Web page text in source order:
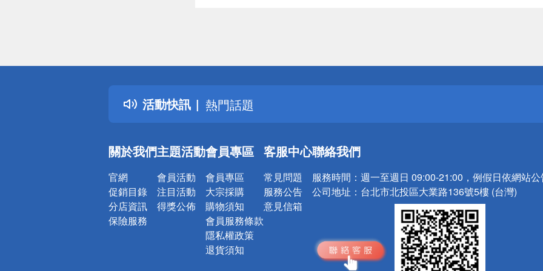
活動快訊
詐騙網頁！請小心！
得獎公告
熱門話題
銀行優惠
詐騙網頁！請小心！
關於我們
官網
促銷目錄
分店資訊
保險服務
主題活動
會員活動
注目活動
得獎公佈
會員專區
會員專區
大宗採購
購物須知
會員服務條款
隱私權政策
退貨須知
客服中心
常見問題
服務公告
意見信箱
聯絡我們
服務時間： 週一至週日 09:00-21:00，例假日依網站
公司地址： 台北市北投區大業路136號5樓 (台灣)